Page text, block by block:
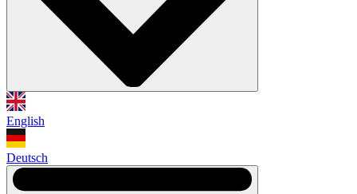
English
Deutsch